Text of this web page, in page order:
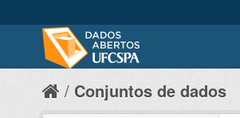
Conjuntos de dados